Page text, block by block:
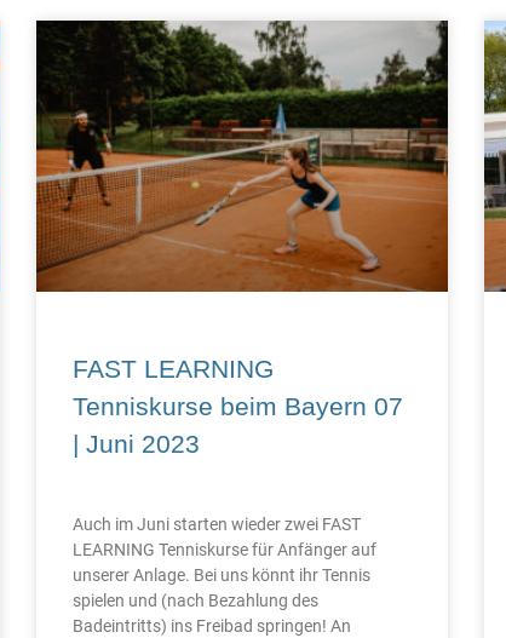
FAST LEARNING
Tenniskurse beim Bayern 07
| Juni 2023
Auch im Juni starten wieder zwei FAST
LEARNING Tenniskurse für Anfänger auf
unserer Anlage. Bei uns könnt ihr Tennis
spielen und (nach Bezahlung des
Badeintritts) ins Freibad springen! An